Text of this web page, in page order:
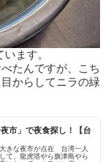
います。
たんですが、こち
からしてニラの緑
市」で夜食探し！【台
きな夜市が点在 台湾一人
て、龍虎塔やら旗津島やら